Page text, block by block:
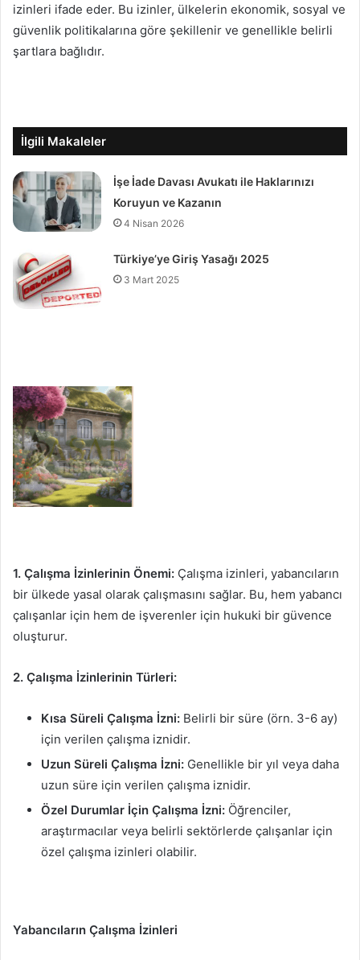
izinleri ifade eder. Bu izinler, ülkelerin ekonomik, sosyal ve
güvenlik politikalarına göre şekillenir ve genellikle belirli
şartlara bağlıdır.
İlgili Makaleler
İşe İade Davası Avukatı ile Haklarınızı
Koruyun ve Kazanın
4 Nisan 2026
Türkiye’ye Giriş Yasağı 2025
3 Mart 2025
1. Çalışma İzinlerinin Önemi: Çalışma izinleri, yabancıların
bir ülkede yasal olarak çalışmasını sağlar. Bu, hem yabancı
çalışanlar için hem de işverenler için hukuki bir güvence
oluşturur.
2. Çalışma İzinlerinin Türleri:
Kısa Süreli Çalışma İzni: Belirli bir süre (örn. 3-6 ay)
için verilen çalışma iznidir.
Uzun Süreli Çalışma İzni: Genellikle bir yıl veya daha
uzun süre için verilen çalışma iznidir.
Özel Durumlar İçin Çalışma İzni: Öğrenciler,
araştırmacılar veya belirli sektörlerde çalışanlar için
özel çalışma izinleri olabilir.
Yabancıların Çalışma İzinleri